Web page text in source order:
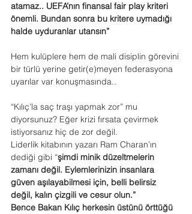
atamaz.. UEFA’nın finansal fair play kriteri
önemli. Bundan sonra bu kritere uymadığı
halde uyduranlar utansın”
Hem kulüplere hem de mali disiplin görevini
bir türlü yerine getir(e)meyen federasyona
uyarılar var konuşmasında..
“Kılıç’la saç traşı yapmak zor” mu
diyorsunuz? Eğer krizi fırsata çevirmek
istiyorsanız hiç de zor değil.
Liderlik kitabının yazarı Ram Charan’ın
dediği gibi “şimdi minik düzeltmelerin
zamanı değil. Eylemlerinizin insanlara
güven aşılayabilmesi için, belli belirsiz
değil, kalın çizgili ve cesur olun.”
Bence Bakan Kılıç herkesin üstünü örttüğü